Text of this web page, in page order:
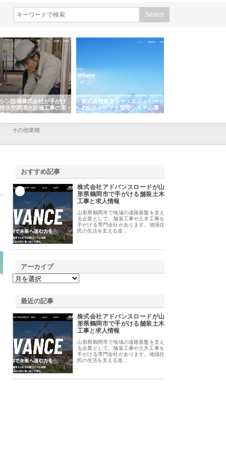
式会社東京シー・エム・シー
GISインフラ管理システム導
メリット
株式会社アクアスペースが水中
から陸上まで一貫施工できる理
由
その他業種
おすすめ記事
株式会社アドバンスロードが山
形県鶴岡市で手がける舗装土木
工事と求人情報
山形県鶴岡市で地域の道路基盤を支え
る企業として、舗装工事や土木工事を
手がける専門会社があります。地域住
民の生活を支える道…
アーカイブ
最近の記事
株式会社アドバンスロードが山
形県鶴岡市で手がける舗装土木
工事と求人情報
山形県鶴岡市で地域の道路基盤を支え
る企業として、舗装工事や土木工事を
手がける専門会社があります。地域住
民の生活を支える道…